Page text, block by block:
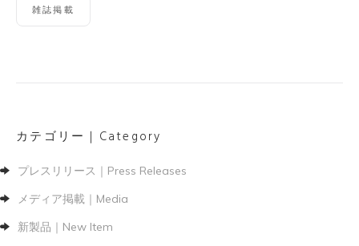
雑誌掲載
カテゴリー｜Category
プレスリリース｜Press Releases
メディア掲載｜Media
新製品｜New Item